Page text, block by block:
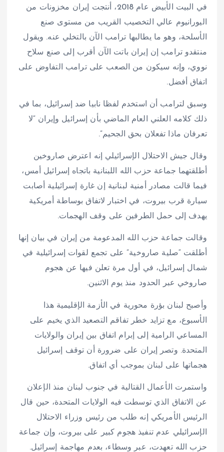
في البيت الأبيض عام 2018، أنتجت إيران مخزونات من
اليورانيوم عالي التخصيب القريب من مستوى صنع
الأسلحة، وهو ما يطالبها ترامب الآن بالتخلي عنه. ويقول
منتقدو ترامب إن إيران باتت الآن أقرب إلى صنع سلاح
نووي، وإنه سيكون من الصعب على ترامب التفاوض على
اتفاق أفضل.
وسبق لترامب أن استخدم لفظا نابيا ضد إسرائيل، بما في
ذلك كلامه العلني العام الماضي بأن إسرائيل وإيران “لا
تعرفان ماذا تفعلان بحق الجحيم”.
وقال جيش الاحتلال الإسرائيلي إنه اعترض صاروخين
أطلقتهما جماعة حزب الله اللبنانية باتجاه إسرائيل أمس،
فيما قالت مصادر أمنية لبنانية إن غارة إسرائيلية أصابت
سيارة قرب بيروت، في اختبار لاتفاق بوساطة أمريكية
يهدف إلى حمل الطرفين على وقف الهجمات.
وقالت جماعة حزب الله المدعومة من إيران في بيان إنها
أطلقت “صلية صاروخية” على تجمع لقوات إسرائيلية في
شمال إسرائيل، في أول مرة تعلن فيها عن هجوم
صاروخي عبر الحدود منذ يوم الاثنين.
وأصبح لبنان بؤرة محورية في الأزمة الإقليمية هذا
الأسبوع، مع تزايد خطر تفاقم التصعيد الذي يخيم على
المساعي الرامية إلى إبرام اتفاق بين إيران والولايات
المتحدة. وتصر إيران على ضرورة أن توقف إسرائيل
هجماتها على لبنان بموجب أي اتفاق.
واستمرت الأعمال القتالية في جنوب لبنان منذ الإعلان
عن الاتفاق الذي توسطت فيه الولايات المتحدة، حين قال
الرئيس الأمريكي إنه طلب من رئيس وزراء الاحتلال
الإسرائيلي عدم تنفيذ هجوم كبير على بيروت، وإن جماعة
حزب الله تعهدت، عبر وسطاء، بعدم مهاجمة إسرائيل.